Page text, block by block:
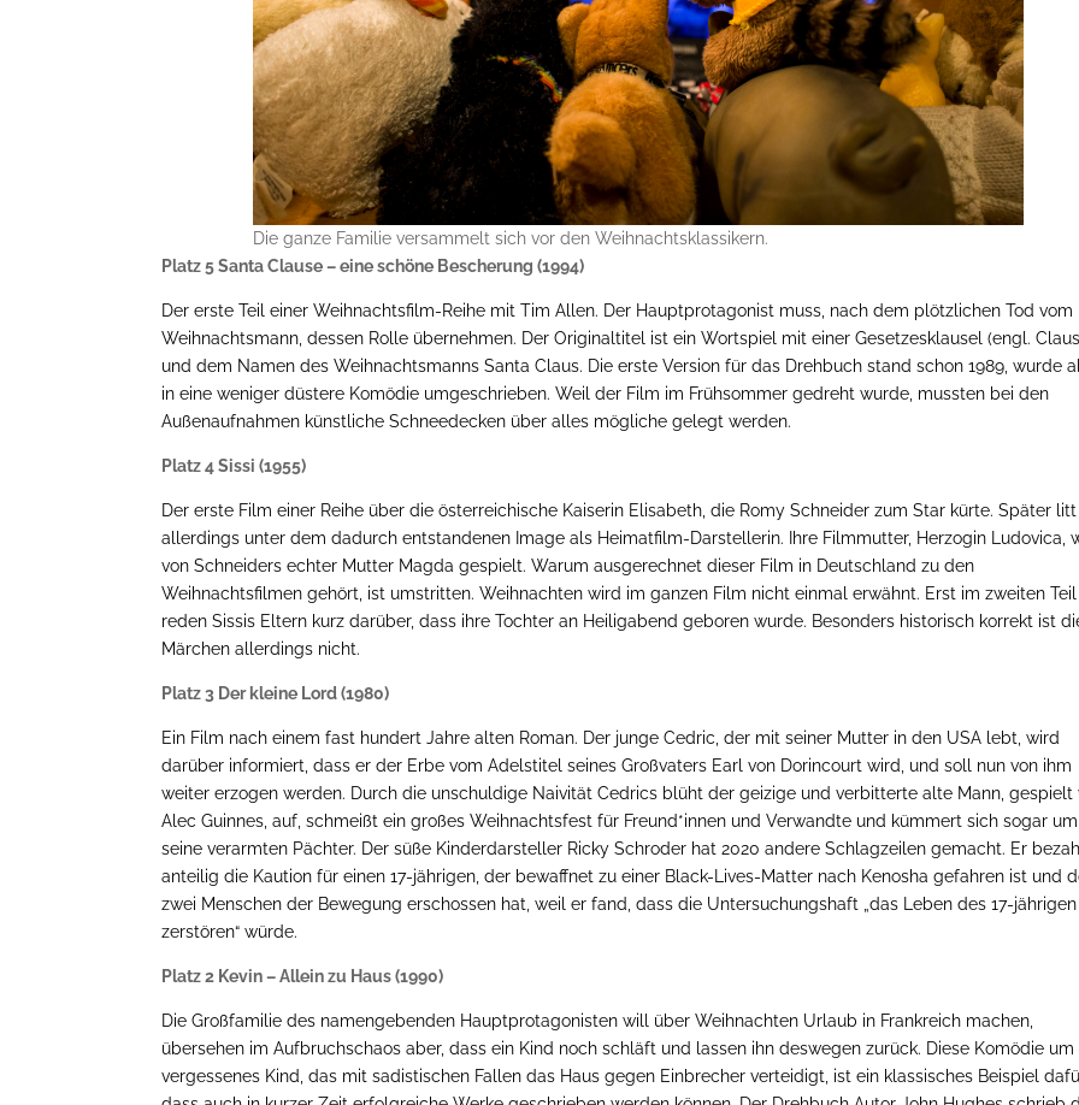
Die ganze Familie versammelt sich vor den Weihnachtsklassikern.
Platz 5 Santa Clause – eine schöne Bescherung (1994)
Der erste Teil einer Weihnachtsfilm-Reihe mit Tim Allen. Der Hauptprotagonist muss, nach dem plötzlichen Tod vom
Weihnachtsmann, dessen Rolle übernehmen. Der Originaltitel ist ein Wortspiel mit einer Gesetzesklausel (engl.
und dem Namen des Weihnachtsmanns Santa Claus. Die erste Version für das Drehbuch stand schon 1989, wurde
in eine weniger düstere Komödie umgeschrieben. Weil der Film im Frühsommer gedreht wurde, mussten bei den
Außenaufnahmen künstliche Schneedecken über alles mögliche gelegt werden.
Platz 4 Sissi (1955)
Der erste Film einer Reihe über die österreichische Kaiserin Elisabeth, die Romy Schneider zum Star kürte. Später
allerdings unter dem dadurch entstandenen Image als Heimatfilm-Darstellerin. Ihre Filmmutter, Herzogin Ludovica,
von Schneiders echter Mutter Magda gespielt. Warum ausgerechnet dieser Film in Deutschland zu den
Weihnachtsfilmen gehört, ist umstritten. Weihnachten wird im ganzen Film nicht einmal erwähnt. Erst im zweiten Teil
reden Sissis Eltern kurz darüber, dass ihre Tochter an Heiligabend geboren wurde. Besonders historisch korrekt ist
Märchen allerdings nicht.
Platz 3 Der kleine Lord (1980)
Ein Film nach einem fast hundert Jahre alten Roman. Der junge Cedric, der mit seiner Mutter in den USA lebt, wird
darüber informiert, dass er der Erbe vom Adelstitel seines Großvaters Earl von Dorincourt wird, und soll nun von ihm
weiter erzogen werden. Durch die unschuldige Naivität Cedrics blüht der geizige und verbitterte alte Mann, gespielt
Alec Guinnes, auf, schmeißt ein großes Weihnachtsfest für Freund*innen und Verwandte und kümmert sich sogar um
seine verarmten Pächter. Der süße Kinderdarsteller Ricky Schroder hat 2020 andere Schlagzeilen gemacht. Er
anteilig die Kaution für einen 17-jährigen, der bewaffnet zu einer Black-Lives-Matter nach Kenosha gefahren ist und
zwei Menschen der Bewegung erschossen hat, weil er fand, dass die Untersuchungshaft „das Leben des 17-jährigen
zerstören“ würde.
Platz 2 Kevin – Allein zu Haus (1990)
Die Großfamilie des namengebenden Hauptprotagonisten will über Weihnachten Urlaub in Frankreich machen,
übersehen im Aufbruchschaos aber, dass ein Kind noch schläft und lassen ihn deswegen zurück. Diese Komödie um
vergessenes Kind, das mit sadistischen Fallen das Haus gegen Einbrecher verteidigt, ist ein klassisches Beispiel